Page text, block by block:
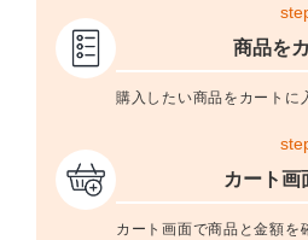
商品を
購入したい商品をカートに
カート画
カート画面で商品と金額を